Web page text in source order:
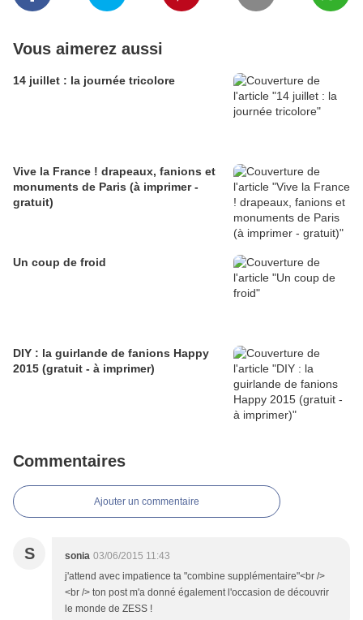
Vous aimerez aussi
14 juillet : la journée tricolore
Vive la France ! drapeaux, fanions et
monuments de Paris (à imprimer -
gratuit)
Un coup de froid
DIY : la guirlande de fanions Happy
2015 (gratuit - à imprimer)
Commentaires
Ajouter un commentaire
S sonia 03/06/2015 11:43
j'attend avec impatience ta "combine supplémentaire"<br />
<br /> ton post m'a donné également l'occasion de découvrir
le monde de ZESS !